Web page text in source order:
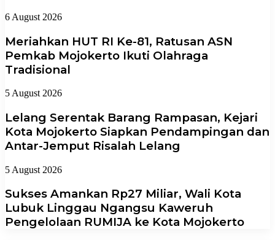
6 August 2026
Meriahkan HUT RI Ke-81, Ratusan ASN
Pemkab Mojokerto Ikuti Olahraga
Tradisional
5 August 2026
Lelang Serentak Barang Rampasan, Kejari
Kota Mojokerto Siapkan Pendampingan dan
Antar-Jemput Risalah Lelang
5 August 2026
Sukses Amankan Rp27 Miliar, Wali Kota
Lubuk Linggau Ngangsu Kaweruh
Pengelolaan RUMIJA ke Kota Mojokerto